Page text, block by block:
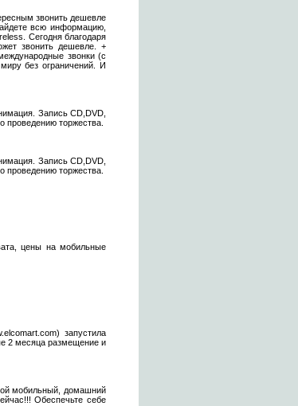
звонить дешевле
всю информацию,
Сегодня благодаря
звонить дешевле. +
звонки (с
без ограничений. И
Запись CD,DVD,
торжества.
Запись CD,DVD,
торжества.
цены на мобильные
запустила
2 месяца размещение и
мобильный, домашний
Обеспечьте себе